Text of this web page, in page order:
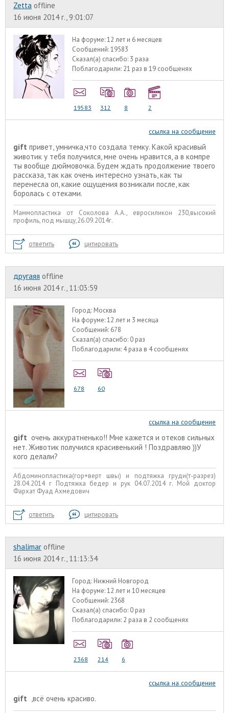
Zetta offline
16 июня 2014 г., 9:01:07
На форуме:12 лет и 6 месяцев
Сообщений:19583
Сказал(а) спасибо: 3 раза
Поблагодарили: 21 раз в 19 сообщенях
19583 312 8 2
ссылка на сообщение
gift привет, умничка,что создала темку. Какой красивый
животик у тебя получился, мне очень нравится, а в компре
ты вообще дюймовочка. Будем ждать продолжение твоего
рассказа, так как очень интересно узнать, как ты
перенесла оп, какие ощущения возникали после, как
боролась с отеками.
Маммопластика от Соколова А.А., евросиликон 230,высокий
профиль, под мышцу,26.09.2014г.
ответить цитировать
другаяя offline
16 июня 2014 г., 11:03:59
Город: Москва
На форуме:12 лет и 3 месяца
Сообщений: 678
Сказал(а) спасибо: 0 раз
Поблагодарили: 4 раза в 4 сообщенях
678 60
ссылка на сообщение
gift очень аккуратненько!! Мне кажется и отеков сильных
нет. Животик получился красивенький ! Поздравляю ))У
кого делали?
Абдоминопластика(гор+верт швы) и подтяжка груди(т-разрез)
28.04.2014 г Подтяжка бедер и рук 04.07.2014 г. Мой доктор
Фархат Фуад Ахмедович
ответить цитировать
shalimar offline
16 июня 2014 г., 11:13:34
Город: Нижний Новгород
На форуме:12 лет и 10 месяцев
Сообщений: 2368
Сказал(а) спасибо: 0 раз
Поблагодарили: 2 раза в 2 сообщенях
2368 214 6
ссылка на сообщение
gift ,всё очень красиво.